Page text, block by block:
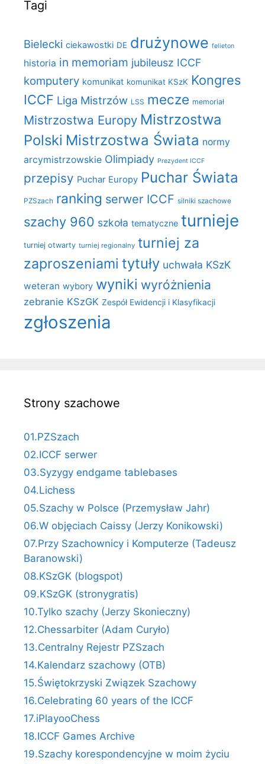
Tagi
Bielecki ciekawostki DE drużynowe felieton
historia in memoriam jubileusz ICCF
komputery komunikat komunikat KSzK Kongres
ICCF Liga Mistrzów LSS mecze memoriał
Mistrzostwa Europy Mistrzostwa
Polski Mistrzostwa Świata normy
arcymistrzowskie Olimpiady Prezydent ICCF
przepisy Puchar Europy Puchar Świata
PZSzach ranking serwer ICCF silniki szachowe
szachy 960 szkoła tematyczne turnieje
turniej otwarty turniej regionalny turniej za
zaproszeniami tytuły uchwała KSzK
weteran wybory wyniki wyróżnienia
zebranie KSzGK Zespół Ewidencji i Klasyfikacji
zgłoszenia
Strony szachowe
01.PZSzach
02.ICCF serwer
03.Syzygy endgame tablebases
04.Lichess
05.Szachy w Polsce (Przemysław Jahr)
06.W objęciach Caissy (Jerzy Konikowski)
07.Przy Szachownicy i Komputerze (Tadeusz
Baranowski)
08.KSzGK (blogspot)
09.KSzGK (stronygratis)
10.Tylko szachy (Jerzy Skonieczny)
12.Chessarbiter (Adam Curyło)
13.Centralny Rejestr PZSzach
14.Kalendarz szachowy (OTB)
15.Świętokrzyski Związek Szachowy
16.Celebrating 60 years of the ICCF
17.iPlayooChess
18.ICCF Games Archive
19.Szachy korespondencyjne w moim życiu